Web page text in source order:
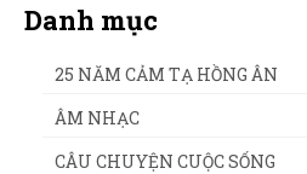
Danh mục
25 NĂM CẢM TẠ HỒNG ÂN
ÂM NHẠC
CÂU CHUYỆN CUỘC SỐNG